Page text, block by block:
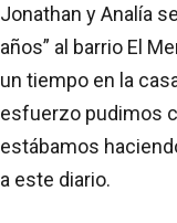
Jonathan y Analía
años” al barrio El
un tiempo en la
esfuerzo pudimos
estábamos
a este diario.